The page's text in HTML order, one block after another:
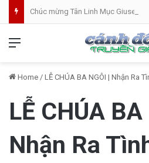
Home / LỄ CHÚA BA NGÔI | Nhận Ra
LỄ CHÚA BA
Nhận Ra